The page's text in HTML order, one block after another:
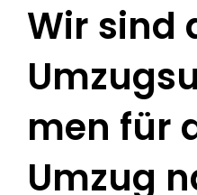
Wir sind
men für
Umzug